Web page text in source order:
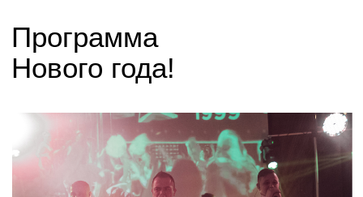
взрослым, ни детям!